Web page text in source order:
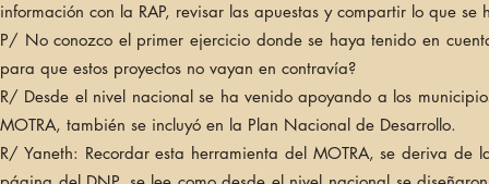
información con la RAP, revisar las apuestas y compartir lo que se
P/ No conozco el primer ejercicio donde se haya tenido en
para que estos proyectos no vayan en contravía?
R/ Desde el nivel nacional se ha venido apoyando a los
MOTRA, también se incluyó en la Plan Nacional de Desarrollo.
R/ Yaneth: Recordar esta herramienta del MOTRA, se deriva